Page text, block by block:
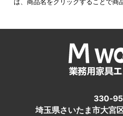
は、商品名をクリックすることで商
330-
埼玉県さいたま市大宮